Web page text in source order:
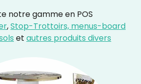
notre gamme en POS
, Stop-Trottoirs, menus-board
et autres produits divers